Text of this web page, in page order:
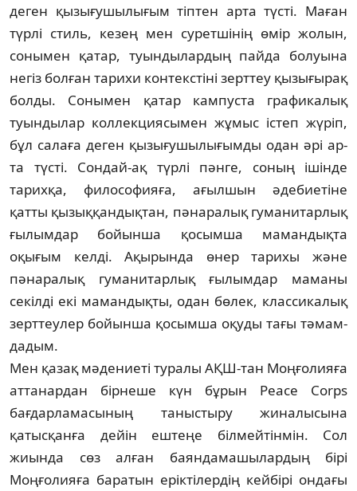
деген қызығушылығым тіптен арта түс­ті. Маған
түрлі стиль, кезең мен сурет­ші­нің өмір жолын,
сонымен қатар, туын­ды­лар­дың пайда болуына
негіз болған тарихи кон­текстіні зерттеу қызығырақ
болды. Со­ны­мен қатар кампуста графикалық
туын­ды­лар коллекциясымен жұмыс істеп жүріп,
бұл салаға деген қызығушылығымды одан әрі ар­
та түсті. Сондай-ақ түрлі пәнге, соның ішін­де
тарихқа, философияға, ағылшын әде­биетіне
қатты қызыққандықтан, пә­на­ралық гуманитарлық
ғылымдар бойынша қо­­­­сымша мамандықта
оқығым келді. Ақы­рында өнер тарихы және
пәнаралық гума­ни­­­­тарлық ғылымдар маманы
секілді екі ма­­­мандықты, одан бөлек, классикалық
зерт­теулер бойынша қосымша оқуды тағы тә­мам­
дадым.
Мен қазақ мәдениеті туралы АҚШ-тан Моң­ғолияға
аттанардан бірнеше күн бұрын Peace Corps
бағдарламасының таныстыру жи­­­­налысына
қатысқанға дейін ештеңе біл­мей­тінмін. Сол
жиында сөз алған баян­да­ма­шылардың бірі
Моңғолияға баратын ерік­тілердің кейбірі ондағы